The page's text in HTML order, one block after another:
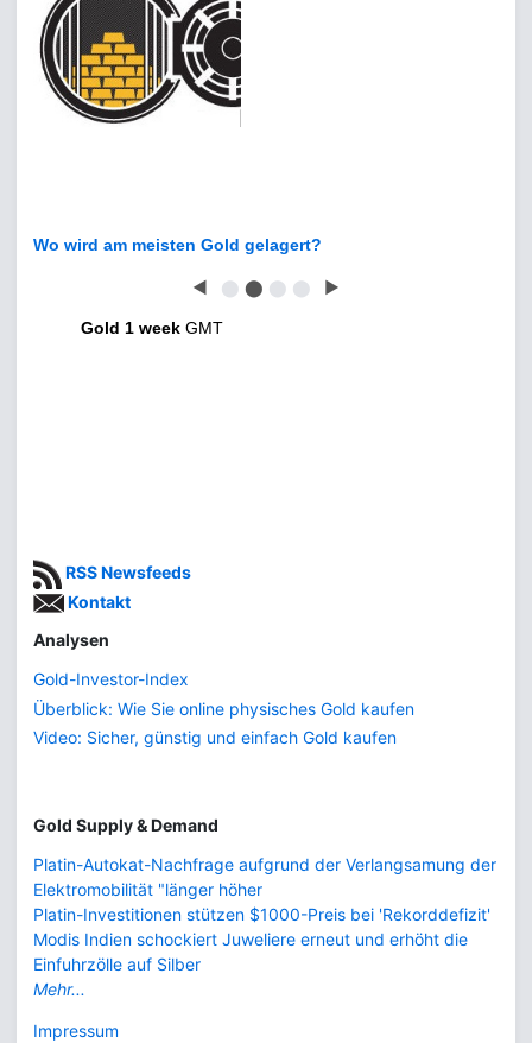
Wo wird am meisten Gold gelagert?
◀ ⬤ ⬤ ⬤ ⬤ ▶
Gold 1 week GMT
RSS Newsfeeds
Kontakt
Analysen
Gold-Investor-Index
Überblick: Wie Sie online physisches Gold kaufen
Video: Sicher, günstig und einfach Gold kaufen
Gold Supply & Demand
Platin-Autokat-Nachfrage aufgrund der Verlangsamung der
Elektromobilität "länger höher
Platin-Investitionen stützen $1000-Preis bei 'Rekorddefizit'
Modis Indien schockiert Juweliere erneut und erhöht die
Einfuhrzölle auf Silber
Mehr...
Impressum